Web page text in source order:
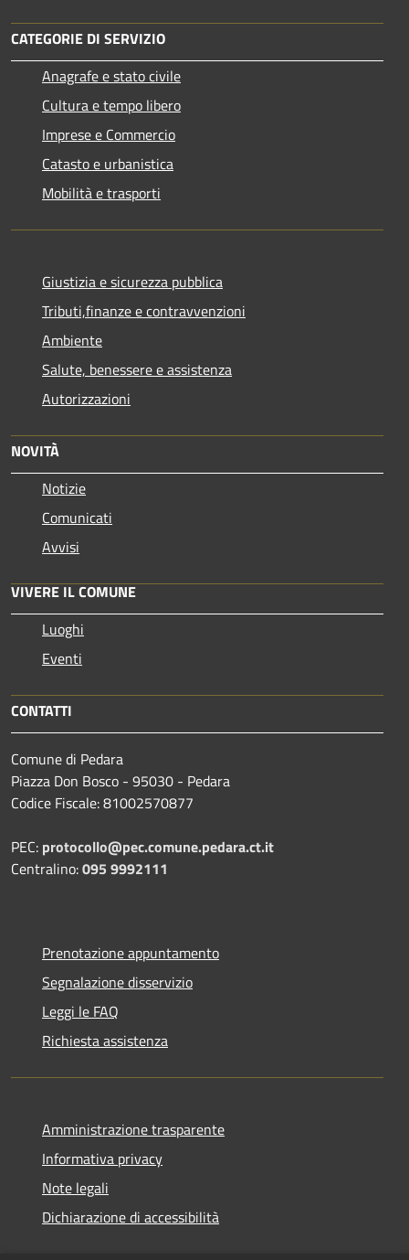
CATEGORIE DI SERVIZIO
Anagrafe e stato civile
Cultura e tempo libero
Imprese e Commercio
Catasto e urbanistica
Mobilità e trasporti
Giustizia e sicurezza pubblica
Tributi,finanze e contravvenzioni
Ambiente
Salute, benessere e assistenza
Autorizzazioni
NOVITÀ
Notizie
Comunicati
Avvisi
VIVERE IL COMUNE
Luoghi
Eventi
CONTATTI
Comune di Pedara
Piazza Don Bosco - 95030 - Pedara
Codice Fiscale: 81002570877
PEC: protocollo@pec.comune.pedara.ct.it
Centralino:095 9992111
Prenotazione appuntamento
Segnalazione disservizio
Leggi le FAQ
Richiesta assistenza
Amministrazione trasparente
Informativa privacy
Note legali
Dichiarazione di accessibilità